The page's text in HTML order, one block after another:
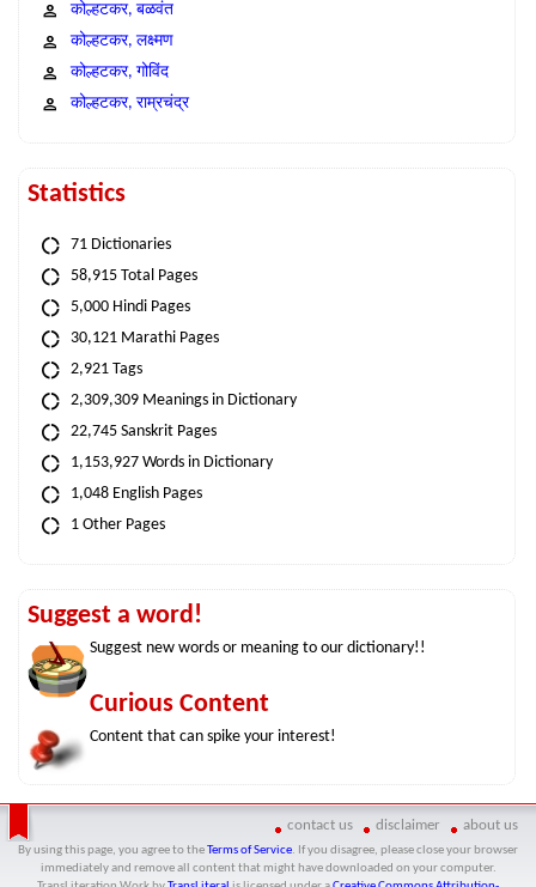
कोल्हटकर, बळवंत
कोल्हटकर, लक्ष्मण
कोल्हटकर, गोविंद
कोल्हटकर, राम्रचंद्र
Statistics
71 Dictionaries
58,915 Total Pages
5,000 Hindi Pages
30,121 Marathi Pages
2,921 Tags
2,309,309 Meanings in Dictionary
22,745 Sanskrit Pages
1,153,927 Words in Dictionary
1,048 English Pages
1 Other Pages
Suggest a word!
Suggest new words or meaning to our dictionary!!
Curious Content
Content that can spike your interest!
contact us disclaimer about us
By using this page, you agree to the Terms of Service. If you disagree, please close your browser
immediately and remove all content that might have downloaded on your computer.